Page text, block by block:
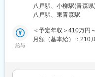
が、当社は2005年に
得し、全国に安定供給
入社から3年目までは
4年目以降は、下記シ
■当社の特徴/魅力：
当社は創業以来、「信
の高い個人病院、総
す。多彩な処方箋の取
す。先見的知識の蓄積
煙＜勤務地詳細3＞十
市西十二番町11-17 受
八戸駅、小柳駅(青森
八戸駅、東青森駅
給与
＜予定年収＞410万円
月額（基本給）：
5.8ヶ月（過去実績）